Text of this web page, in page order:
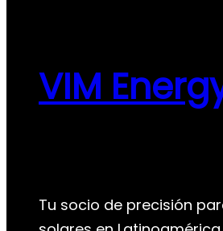
VIM
Tu socio de precisión